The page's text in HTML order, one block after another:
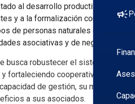
campaign
al desarrollo productivo de
y a la formalización como
de personas naturales o
asociativas y de negocio.
busca robustecer el sistema
fortaleciendo cooperativas
de gestión, su modelo
a sus asociados.